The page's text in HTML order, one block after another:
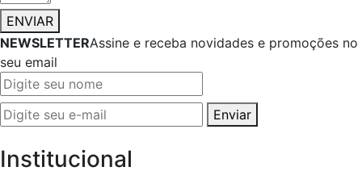
ENVIAR
NEWSLETTERAssine e receba novidades e promoções no
seu email
Enviar
Institucional